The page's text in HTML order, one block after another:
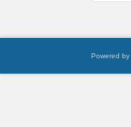
Powered by